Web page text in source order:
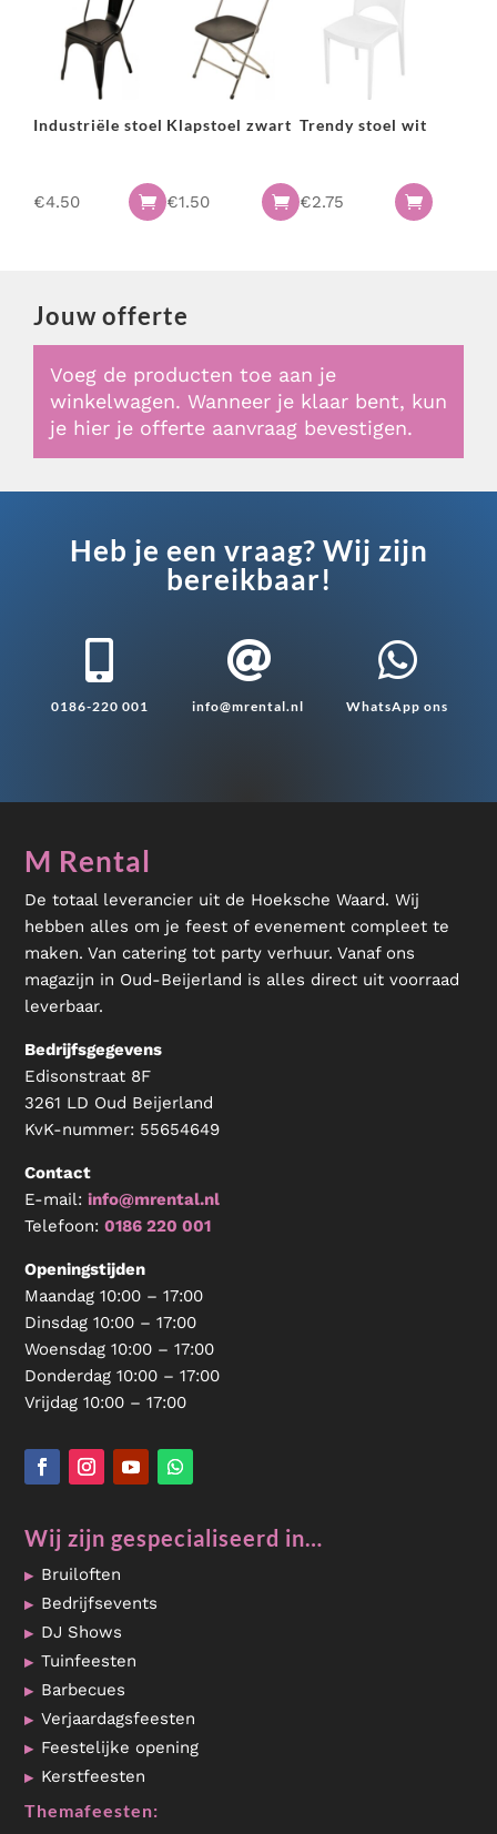
Industriële stoel
€4.50 
Klapstoel zwart
€1.50 
Trendy stoel wit
€2.75 
Jouw offerte
Voeg de producten toe aan je
winkelwagen. Wanneer je klaar bent, kun
je hier je offerte aanvraag bevestigen.
Heb je een vraag? Wij zijn
bereikbaar!

0186-220 001

info@mrental.nl

WhatsApp ons
M Rental
De totaal leverancier uit de Hoeksche Waard. Wij
hebben alles om je feest of evenement compleet te
maken. Van catering tot party verhuur. Vanaf ons
magazijn in Oud-Beijerland is alles direct uit voorraad
leverbaar.
Bedrijfsgegevens
Edisonstraat 8F
3261 LD Oud Beijerland
KvK-nummer: 55654649
Contact
E-mail:info@mrental.nl
Telefoon:0186 220 001
Openingstijden
Maandag 10:00 – 17:00
Dinsdag 10:00 – 17:00
Woensdag 10:00 – 17:00
Donderdag 10:00 – 17:00
Vrijdag 10:00 – 17:00
Wij zijn gespecialiseerd in…
Bruiloften
Bedrijfsevents
DJ Shows
Tuinfeesten
Barbecues
Verjaardagsfeesten
Feestelijke opening
Kerstfeesten
Themafeesten: